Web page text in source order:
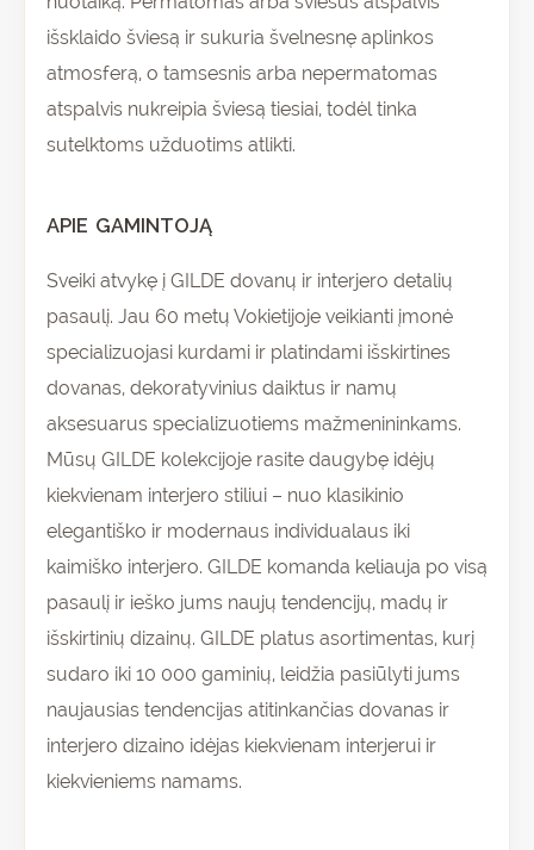
išsklaido šviesą ir sukuria švelnesnę aplinkos
atmosferą, o tamsesnis arba nepermatomas
atspalvis nukreipia šviesą tiesiai, todėl tinka
sutelktoms užduotims atlikti.
APIE GAMINTOJĄ
Sveiki atvykę į GILDE dovanų ir interjero detalių
pasaulį. Jau 60 metų Vokietijoje veikianti įmonė
specializuojasi kurdami ir platindami išskirtines
dovanas, dekoratyvinius daiktus ir namų
aksesuarus specializuotiems mažmenininkams.
Mūsų GILDE kolekcijoje rasite daugybę idėjų
kiekvienam interjero stiliui – nuo klasikinio
elegantiško ir modernaus individualaus iki
kaimiško interjero. GILDE komanda keliauja po visą
pasaulį ir ieško jums naujų tendencijų, madų ir
išskirtinių dizainų. GILDE platus asortimentas, kurį
sudaro iki 10 000 gaminių, leidžia pasiūlyti jums
naujausias tendencijas atitinkančias dovanas ir
interjero dizaino idėjas kiekvienam interjerui ir
kiekvieniems namams.